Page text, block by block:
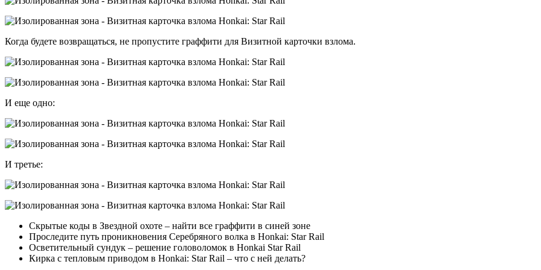
Когда будете возвращаться, не пропустите граффити для Визитной карточки взлома.
И еще одно:
И третье:
Скрытые коды в Звездной охоте – найти все граффити в синей зоне
Проследите путь проникновения Серебряного волка в Honkai: Star Rail
Осветительный сундук – решение головоломок в Honkai Star Rail
Кирка с тепловым приводом в Honkai: Star Rail – что с ней делать?